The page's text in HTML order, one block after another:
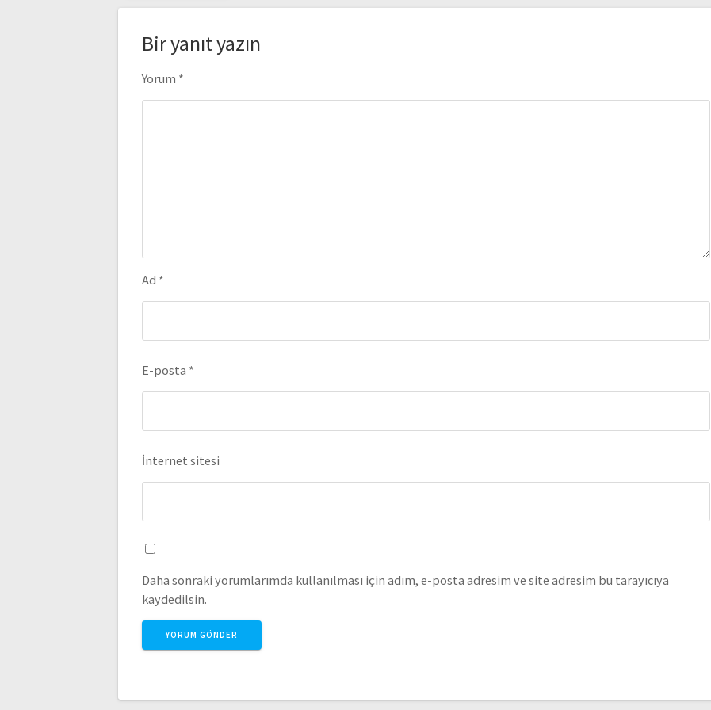
Bir yanıt yazın
Yorum *
Ad *
E-posta *
İnternet sitesi
Daha sonraki yorumlarımda kullanılması için adım, e-posta adresim ve site adresim bu tarayıcıya
kaydedilsin.